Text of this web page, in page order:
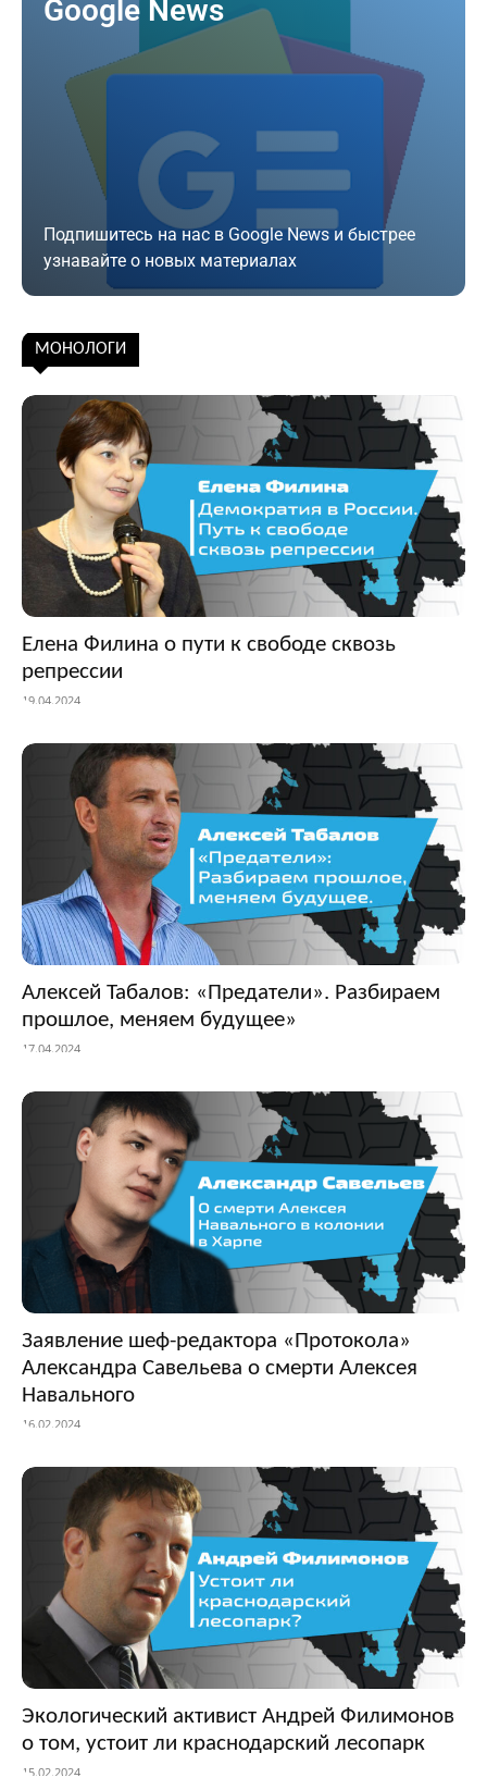
Google News
Подпишитесь на нас в Google News и быстрее
узнавайте о новых материалах
Подписаться
МОНОЛОГИ
Елена Филина о пути к свободе сквозь
репрессии
19.04.2024
Алексей Табалов: «Предатели». Разбираем
прошлое, меняем будущее»
17.04.2024
Заявление шеф-редактора «Протокола»
Александра Савельева о смерти Алексея
Навального
16.02.2024
Экологический активист Андрей Филимонов
о том, устоит ли краснодарский лесопарк
15.02.2024